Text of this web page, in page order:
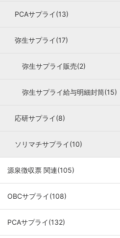
PCAサプライ(13)
弥生サプライ(17)
弥生サプライ販売(2)
弥生サプライ給与明細封筒(15)
応研サプライ(8)
ソリマチサプライ(10)
源泉徴収票 関連(105)
OBCサプライ(108)
PCAサプライ(132)